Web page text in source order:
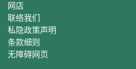
网店
联络我们
私隐政策声明
条款细则
无障碍网页